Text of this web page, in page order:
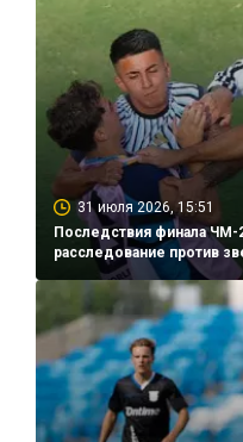
31 июля 2026, 15:51
Последствия финала ЧМ-
расследование против